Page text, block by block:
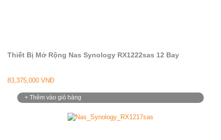
Thiết Bị Mở Rộng Nas Synology RX1222sas 12 Bay
83,375,000 VNĐ
+ Thêm vào giỏ hàng